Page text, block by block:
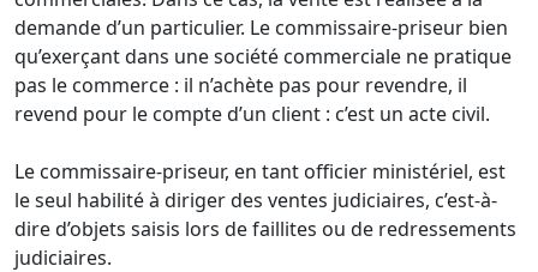
demande d’un particulier. Le commissaire-priseur bien
qu’exerçant dans une société commerciale ne pratique
pas le commerce : il n’achète pas pour revendre, il
revend pour le compte d’un client : c’est un acte civil.
Le commissaire-priseur, en tant officier ministériel, est
le seul habilité à diriger des ventes judiciaires, c’est-à-
dire d’objets saisis lors de faillites ou de redressements
judiciaires.